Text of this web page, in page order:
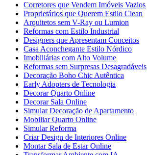
Corretores que Vendem Imóveis Vazios
Proprietários que Querem Estilo Clean
Arquitetos sem V-Ray ou Lumion
Reformas com Estilo Industrial
Designers que Apresentam Conceitos
Casa Aconchegante Estilo Nórdico
Imobiliárias com Alto Volume
Reformas sem Surpresas Desagradáveis
Decoração Boho Chic Autêntica
Early Adopters de Tecnologia
Decorar Quarto Online
Decorar Sala Online
Simular Decoração de Apartamento
Mobiliar Quarto Online
Simular Reforma
Criar Design de Interiores Online
Montar Sala de Estar Online